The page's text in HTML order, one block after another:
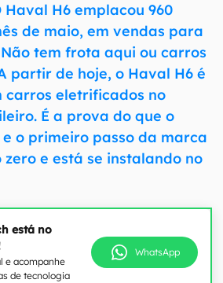
Haval H6 emplacou 960
de maio, em vendas para
tem frota aqui ou carros
partir de hoje, o Haval H6 é
carros eletrificados no
É a prova do que o
o primeiro passo da marca
zero e está se instalando no
está no
e acompanhe
de tecnologia
WhatsApp